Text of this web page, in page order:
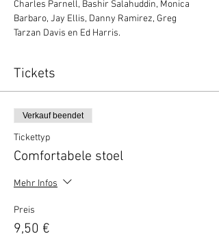
Charles Parnell, Bashir Salahuddin, Monica
Barbaro, Jay Ellis, Danny Ramirez, Greg
Tarzan Davis en Ed Harris.
Tickets
Verkauf beendet
Tickettyp
Comfortabele stoel
Mehr Infos
Preis
9,50 €